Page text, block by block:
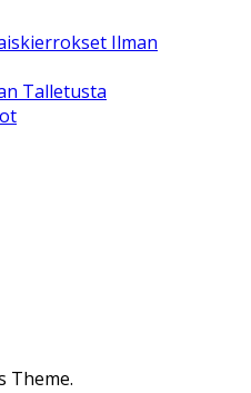
Ilman
Talletusta
Theme.